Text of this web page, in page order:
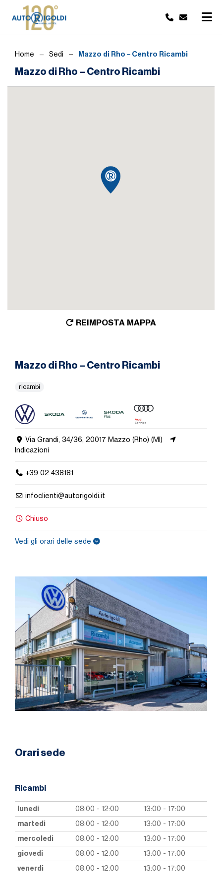
Mazzo di Rho – Centro Ricambi
Home Sedi Mazzo di Rho – Centro Ricambi
REIMPOSTA MAPPA
Mazzo di Rho – Centro Ricambi
ricambi
Via Grandi, 34/36, 20017 Mazzo (Rho) (MI)
Indicazioni
+39 02 438181
infoclienti@autorigoldi.it
Chiuso
Vedi gli orari delle sede
Orari sede
Ricambi
lunedi 08:00 - 12:00 13:00 - 17:00
martedi 08:00 - 12:00 13:00 - 17:00
mercoledi 08:00 - 12:00 13:00 - 17:00
giovedi 08:00 - 12:00 13:00 - 17:00
venerdi 08:00 - 12:00 13:00 - 17:00